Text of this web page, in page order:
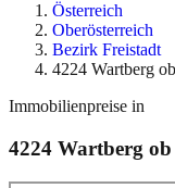
Österreich
Oberösterreich
Bezirk Freistadt
4224 Wartberg
Immobilienpreise in
4224 Wartberg